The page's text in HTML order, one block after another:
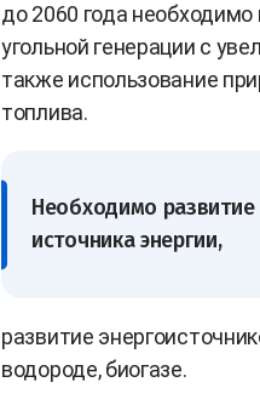
до 2060 года
угольной генерации с
также использование
топлива.
Необходимо развитие
источника энергии,
развитие
водороде, биогазе.